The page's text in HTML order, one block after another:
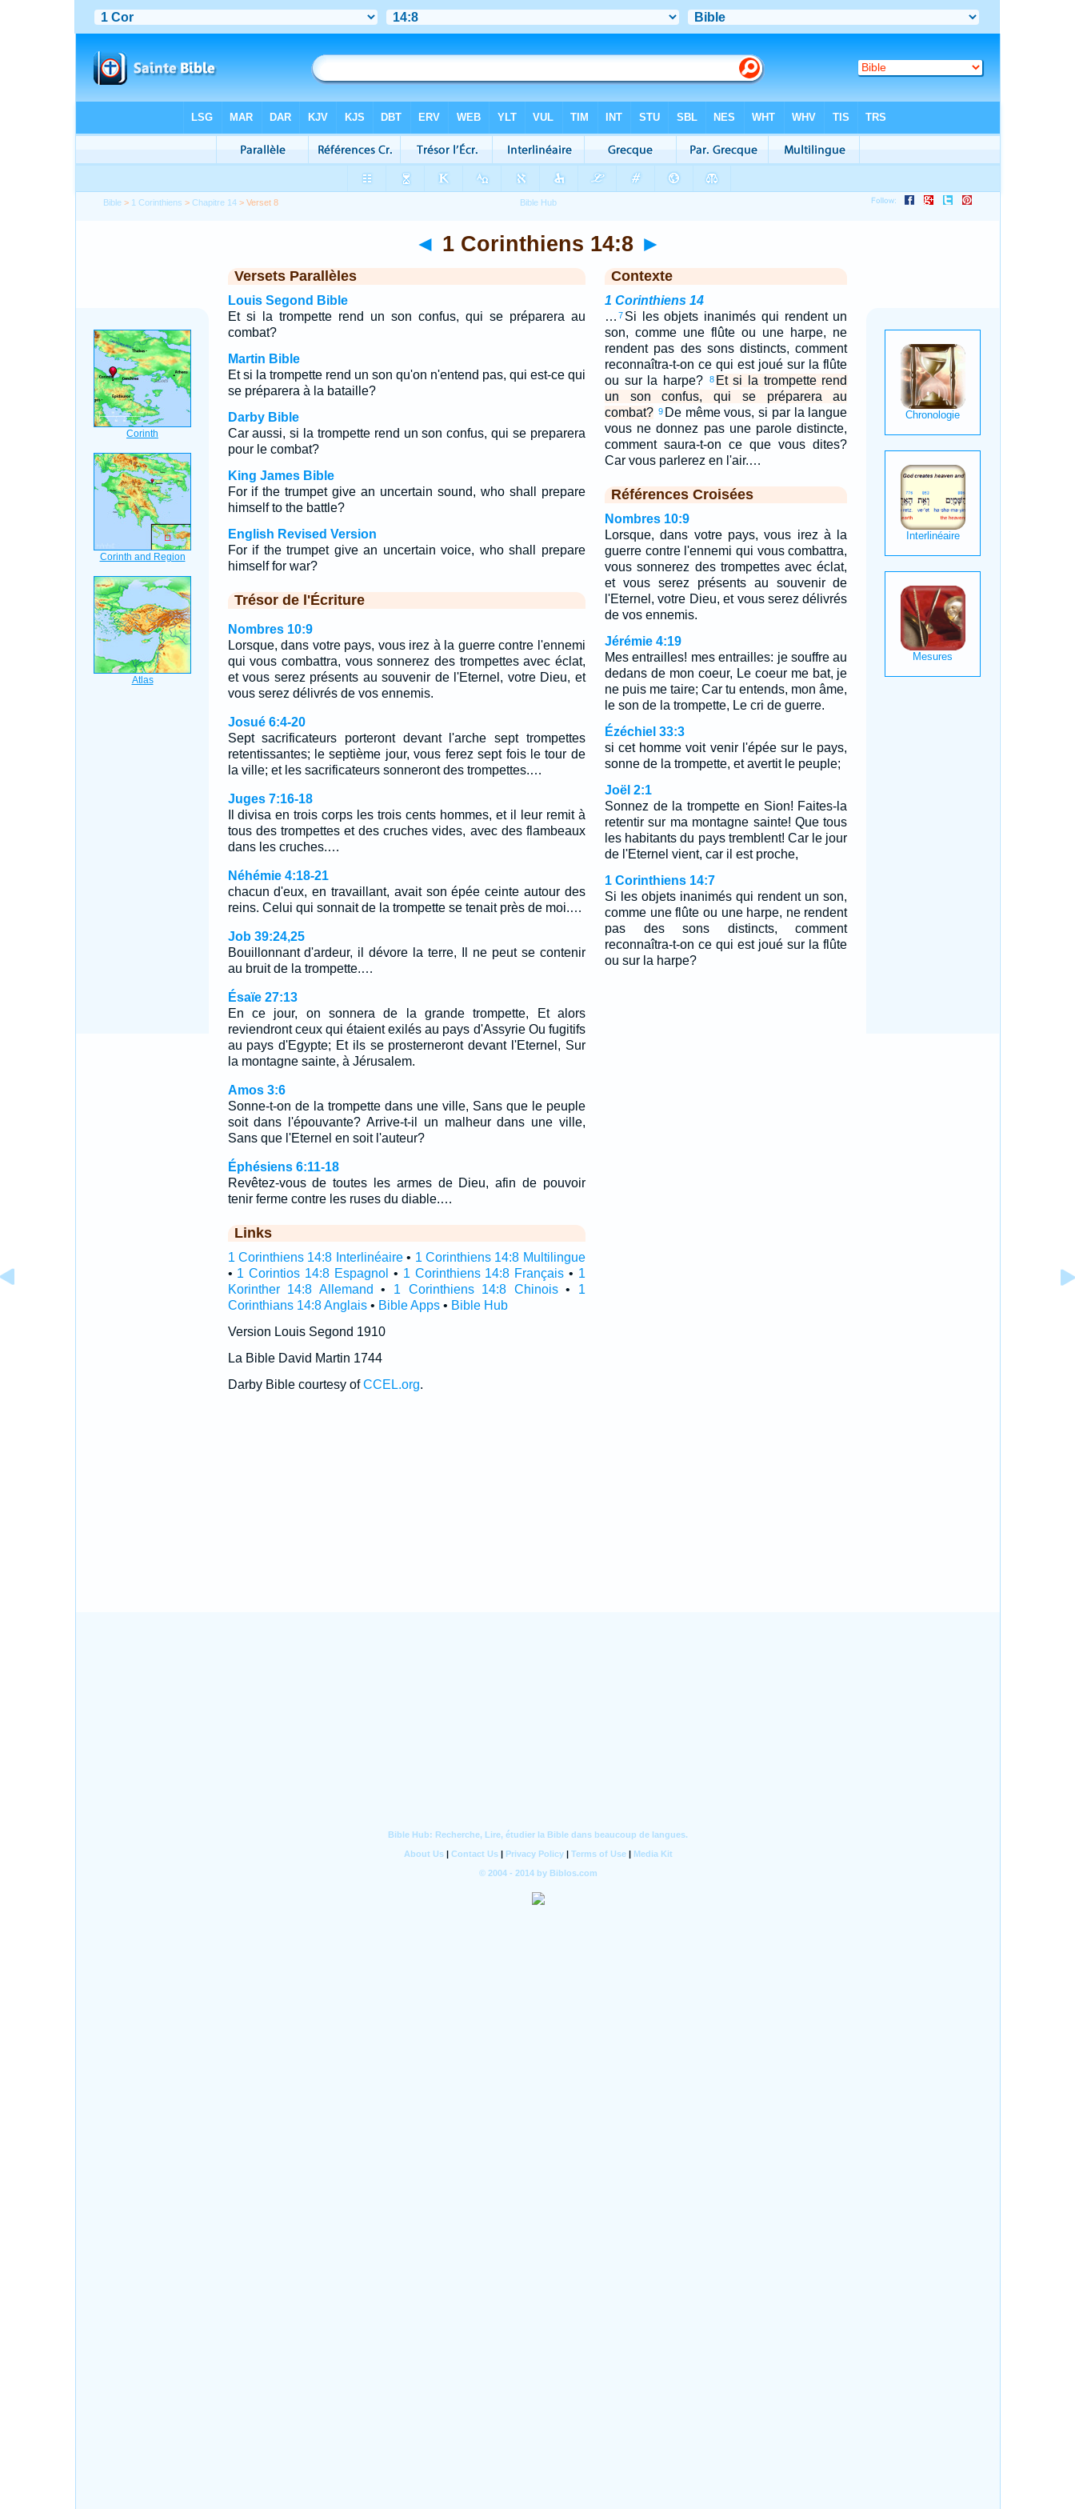
Bible > 1 Corinthiens >Chapitre 14 > Verset 8
◄ 1 Corinthiens 14:8 ►
Versets Parallèles
Louis Segond Bible
Et si la trompette rend un son confus, qui se préparera au
combat?
Martin Bible
Et si la trompette rend un son qu'on n'entend pas, qui est-ce qui
se préparera à la bataille?
Darby Bible
Car aussi, si la trompette rend un son confus, qui se preparera
pour le combat?
King James Bible
For if the trumpet give an uncertain sound, who shall prepare
himself to the battle?
English Revised Version
For if the trumpet give an uncertain voice, who shall prepare
himself for war?
Trésor de l'Écriture
Nombres 10:9
Lorsque, dans votre pays, vous irez à la guerre contre l'ennemi
qui vous combattra, vous sonnerez des trompettes avec éclat,
et vous serez présents au souvenir de l'Eternel, votre Dieu, et
vous serez délivrés de vos ennemis.
Josué 6:4-20
Sept sacrificateurs porteront devant l'arche sept trompettes
retentissantes; le septième jour, vous ferez sept fois le tour de
la ville; et les sacrificateurs sonneront des trompettes.…
Juges 7:16-18
Il divisa en trois corps les trois cents hommes, et il leur remit à
tous des trompettes et des cruches vides, avec des flambeaux
dans les cruches.…
Néhémie 4:18-21
chacun d'eux, en travaillant, avait son épée ceinte autour des
reins. Celui qui sonnait de la trompette se tenait près de moi.…
Job 39:24,25
Bouillonnant d'ardeur, il dévore la terre, Il ne peut se contenir
au bruit de la trompette.…
Ésaïe 27:13
En ce jour, on sonnera de la grande trompette, Et alors
reviendront ceux qui étaient exilés au pays d'Assyrie Ou fugitifs
au pays d'Egypte; Et ils se prosterneront devant l'Eternel, Sur
la montagne sainte, à Jérusalem.
Amos 3:6
Sonne-t-on de la trompette dans une ville, Sans que le peuple
soit dans l'épouvante? Arrive-t-il un malheur dans une ville,
Sans que l'Eternel en soit l'auteur?
Éphésiens 6:11-18
Revêtez-vous de toutes les armes de Dieu, afin de pouvoir
tenir ferme contre les ruses du diable.…
Links
1 Corinthiens 14:8 Interlinéaire• 1 Corinthiens 14:8 Multilingue
• 1 Corintios 14:8 Espagnol • 1 Corinthiens 14:8 Français • 1
Korinther 14:8 Allemand
• 1 Corinthiens 14:8 Chinois• 1
Corinthians 14:8 Anglais• Bible Apps• Bible Hub
Version Louis Segond 1910
La Bible David Martin 1744
Darby Bible courtesy ofCCEL.org.
Contexte
1 Corinthiens 14
… 7 Si les objets inanimés qui rendent un
son, comme une flûte ou une harpe, ne
rendent pas des sons distincts, comment
reconnaîtra-t-on ce qui est joué sur la flûte
ou sur la harpe?
8 Et si la trompette rend
un son confus, qui se préparera au
combat? 9 De même vous, si par la langue
vous ne donnez pas une parole distincte,
comment saura-t-on ce que vous dites?
Car vous parlerez en l'air.…
Références Croisées
Nombres 10:9
Lorsque, dans votre pays, vous irez à la
guerre contre l'ennemi qui vous combattra,
vous sonnerez des trompettes avec éclat,
et vous serez présents au souvenir de
l'Eternel, votre Dieu, et vous serez délivrés
de vos ennemis.
Jérémie 4:19
Mes entrailles! mes entrailles: je souffre au
dedans de mon coeur, Le coeur me bat, je
ne puis me taire; Car tu entends, mon âme,
le son de la trompette, Le cri de guerre.
Ézéchiel 33:3
si cet homme voit venir l'épée sur le pays,
sonne de la trompette, et avertit le peuple;
Joël 2:1
Sonnez de la trompette en Sion! Faites-la
retentir sur ma montagne sainte! Que tous
les habitants du pays tremblent! Car le jour
de l'Eternel vient, car il est proche,
1 Corinthiens 14:7
Si les objets inanimés qui rendent un son,
comme une flûte ou une harpe, ne rendent
pas des sons distincts, comment
reconnaîtra-t-on ce qui est joué sur la flûte
ou sur la harpe?